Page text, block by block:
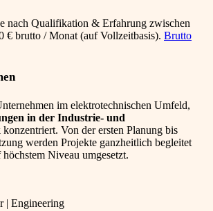
nach Qualifikation & Erfahrung zwischen
€ brutto / Monat (auf Vollzeitbasis). Brutto
im elektrotechnischen Umfeld,
in der Industrie- und
konzentriert. Von der ersten Planung bis
werden Projekte ganzheitlich begleitet
Niveau umgesetzt.
| Engineering